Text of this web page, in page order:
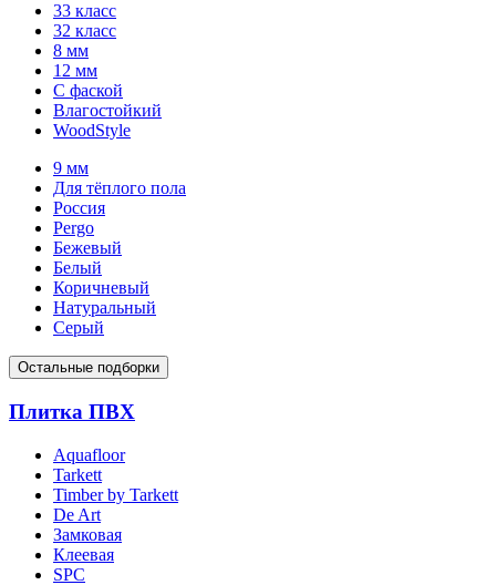
33 класс
32 класс
8 мм
12 мм
С фаской
Влагостойкий
WoodStyle
9 мм
Для тёплого пола
Россия
Pergo
Бежевый
Белый
Коричневый
Натуральный
Серый
Остальные подборки
Плитка ПВХ
Aquafloor
Tarkett
Timber by Tarkett
De Art
Замковая
Клеевая
SPC